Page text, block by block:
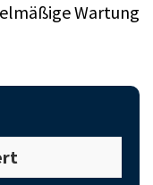
Wartung